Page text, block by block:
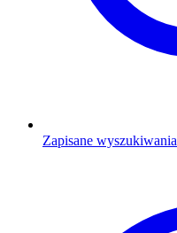
Zapisane wyszukiwania